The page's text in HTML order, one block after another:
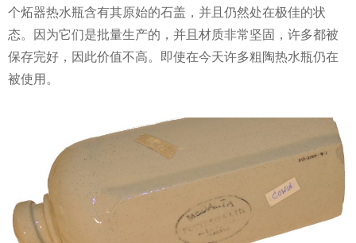
个炻器热水瓶含有其原始的石盖，并且仍然处在极佳的状
态。因为它们是批量生产的，并且材质非常坚固，许多都被
保存完好，因此价值不高。即使在今天许多粗陶热水瓶仍在
被使用。